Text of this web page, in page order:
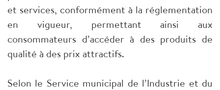
et services, conformément à la réglementation
en vigueur, permettant ainsi aux
consommateurs d’accéder à des produits de
qualité à des prix attractifs.
Selon le Service municipal de l’Industrie et du